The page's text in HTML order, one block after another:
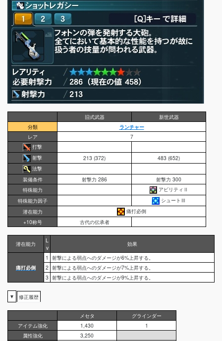
旧式武器
新世武器
分類
ランチャー
レア
7
打撃
射撃
213 (372)
483 (652)
法撃
装備条件
射撃力 286
射撃力 300
特殊能力
アビリティⅡ
特殊能力因子
シュートⅢ
潜在能力
痛打必倒
+10称号
古代の伝承者
潜在能力
L
v
効果
痛打必倒
1 射撃による弱点へのダメージが6%上昇する。
2 射撃による弱点へのダメージが7%上昇する。
3 射撃による弱点へのダメージが9%上昇する。
▼ 修正履歴
メセタ
グラインダー
アイテム強化
1,430
1
属性強化
3,250